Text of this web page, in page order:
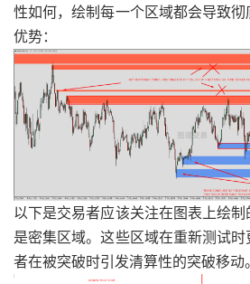
性如何，绘制每一个区域都会导致
优势：
以下是交易者应该关注在图表上绘
是密集区域。这些区域在重新测试
者在被突破时引发清算性的突破移动。